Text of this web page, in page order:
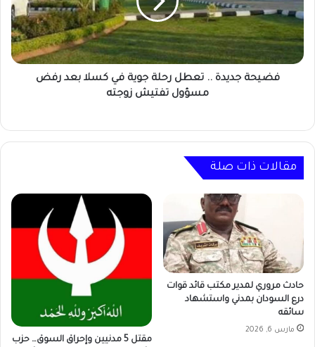
رحلة
جوية
في
كسلا
بعد
فضيحة جديدة .. تعطل رحلة جوية في كسلا بعد رفض
مسؤول تفتيش زوجته
مقالات ذات صلة
حادث مروري لمدير مكتب قائد قوات
درع السودان بمدني واستشهاد
سائقه
مارس 6, 2026
مقتل 5 مدنيين وإحراق السوق… حزب